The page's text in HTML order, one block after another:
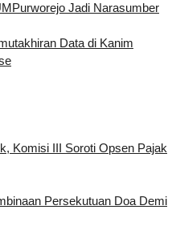
Jadi Narasumber
Data di Kanim
Komisi III Soroti Opsen Pajak
Persekutuan Doa Demi